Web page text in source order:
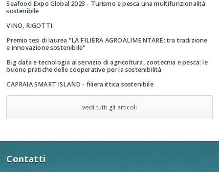
Seafood Expo Global 2023 - Turismo e pesca una multifunzionalità
sostenibile
VINO, RIGOTTI:
Premio tesi di laurea "LA FILIERA AGROALIMENTARE: tra tradizione
e innovazione sostenibile"
Big data e tecnologia al servizio di agricoltura, zootecnia e pesca: le
buone pratiche delle cooperative per la sostenibilità
CAPRAIA SMART ISLAND - filiera ittica sostenibile
vedi tutti gli articoli
Contatti